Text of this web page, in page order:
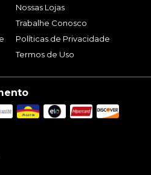
Nossas Lojas
Trabalhe Conosco
Políticas de Privacidade
Termos de Uso